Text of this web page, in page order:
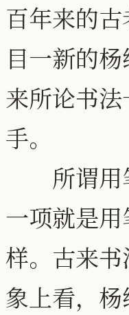
百年来的
目一新的
来所论书
手。
所谓用笔
一项就是
样。古来
象上看，